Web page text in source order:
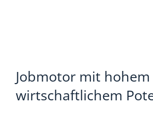
Jobmotor mit hohem
wirtschaftlichem